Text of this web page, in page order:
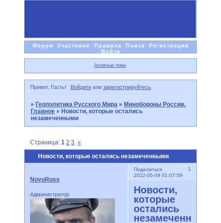
Форум Участники Правила Поиск
Регистрация
Войти
Активные темы
Привет, Гость! Войдитеили зарегистрируйтесь.
»Геополитика Русского Мира »Минобороны России.
Главное »Новости, которые остались
незамеченными
Новости, которые остались незамеченными
Страница:1 2 3 »
Поделиться
1
2022-05-09 01:07:59
NovoRoss
Администратор
Новости,
которые
остались
незамеченными